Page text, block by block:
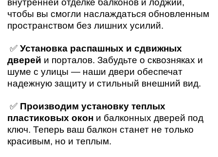
внутренней отделке балконов и лоджий,
чтобы вы смогли наслаждаться обновленным
пространством без лишних усилий.
✅ Установка распашных и сдвижных
дверей и порталов. Забудьте о сквозняках и
шуме с улицы — наши двери обеспечат
надежную защиту и стильный внешний вид.
✅ Производим установку теплых
пластиковых окон и балконных дверей под
ключ. Теперь ваш балкон станет не только
красивым, но и теплым.